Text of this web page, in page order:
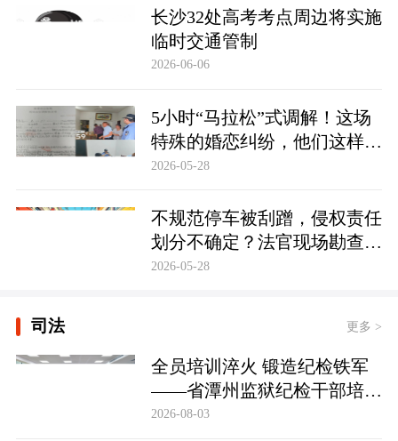
长沙32处高考考点周边将实施
临时交通管制
2026-06-06
5小时“马拉松”式调解！这场
特殊的婚恋纠纷，他们这样化
解……
2026-05-28
不规范停车被刮蹭，侵权责任
划分不确定？法官现场勘查定
争纷
2026-05-28
司法 更多 >
全员培训淬火 锻造纪检铁军
——省潭州监狱纪检干部培训
实现全覆盖
2026-08-03